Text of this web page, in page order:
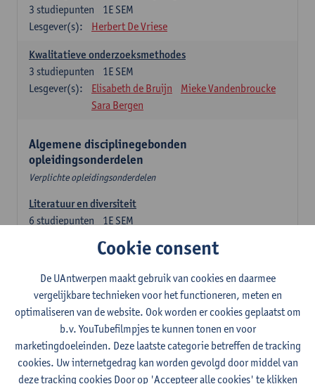
1E SEM
3 studiepunten
Lesgever(s):
Herbert De Vriese
Kwalitatieve onderzoeksmethodes
1E SEM
3 studiepunten
Lesgever(s):
Elisabeth de Bruijn
Mieke Vandenbroucke
Sara Bergen
Algemene disciplinegebonden
opleidingsonderdelen
Verplichte opleidingsonderdelen
Literatuur en diversiteit
1E SEM
6 studiepunten
Remco Sleiderink
2E SEM
studiepunten
Lesgever(s):
Astrid De Wit Peter Petré
Engels: verplichte opleidingsonderdelen
Engels: taalbeheersing 1
Cookie consent
De UAntwerpen maakt gebruik van cookies en daarmee
vergelijkbare technieken voor het functioneren, meten en
optimaliseren van de website. Ook worden er cookies geplaatst om
b.v. YouTubefilmpjes te kunnen tonen en voor
marketingdoeleinden. Deze laatste categorie betreffen de tracking
cookies. Uw internetgedrag kan worden gevolgd door middel van
deze tracking cookies Door op 'Accepteer alle cookies' te klikken